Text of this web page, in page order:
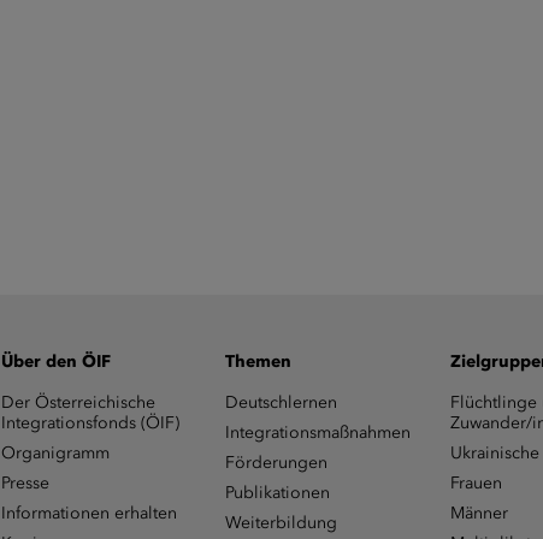
Über den ÖIF
Der Österreichische
Integrationsfonds (ÖIF)
Organigramm
Presse
Informationen erhalten
Themen
Deutschlernen
Integrationsmaßnahmen
Förderungen
Publikationen
Weiterbildung
Flüchtlinge
Zuwander/
Frauen
Männer